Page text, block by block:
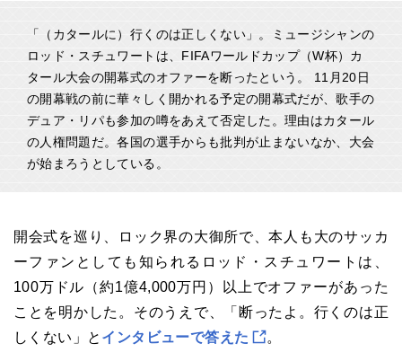
「（カタールに）行くのは正しくない」。ミュージシャンの
ロッド・スチュワートは、FIFAワールドカップ（W杯）カ
タール大会の開幕式のオファーを断ったという。 11月20日
の開幕戦の前に華々しく開かれる予定の開幕式だが、歌手の
デュア・リパも参加の噂をあえて否定した。理由はカタール
の人権問題だ。各国の選手からも批判が止まないなか、大会
が始まろうとしている。
開会式を巡り、ロック界の大御所で、本人も大のサッカ
ーファンとしても知られるロッド・スチュワートは、
100万ドル（約1億4,000万円）以上でオファーがあった
ことを明かした。そのうえで、「断ったよ。行くのは正
しくない」と インタビューで答えた 。